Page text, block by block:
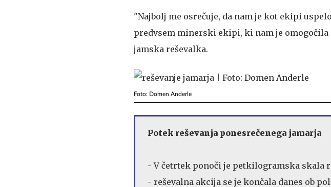
"Najbolj me osrečuje, da nam je kot ekipi
predvsem minerski ekipi, ki nam je omogočila
jamska reševalka.
Foto: Domen Anderle
Potek reševanja ponesrečenega jamarja
- V četrtek ponoči je petkilogramska skala
- reševalna akcija se je končala danes ob